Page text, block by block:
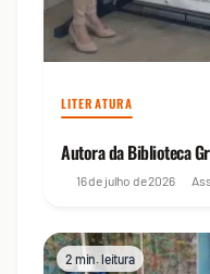
LITERATURA
Autora da Biblioteca
16 de julho de 2026
2 min. leitura